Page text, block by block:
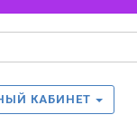
КАБИНЕТ